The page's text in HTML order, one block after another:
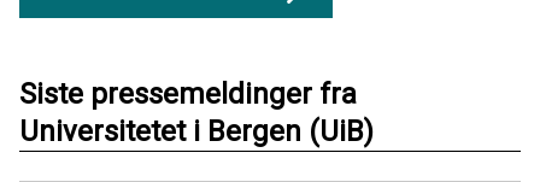
Siste pressemeldinger fra
Universitetet i Bergen (UiB)